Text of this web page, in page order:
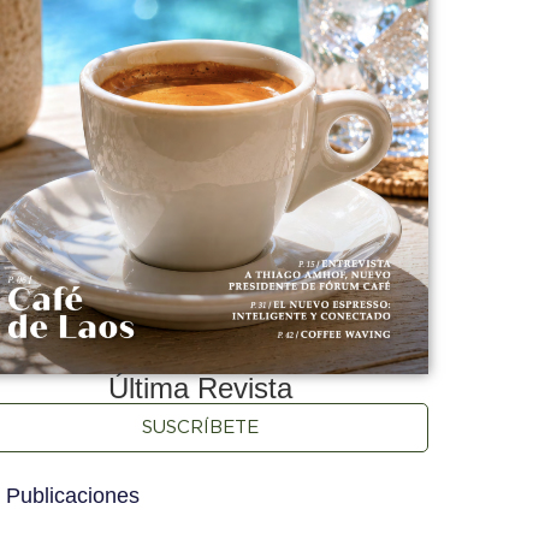
Última Revista
SUSCRÍBETE
Publicaciones